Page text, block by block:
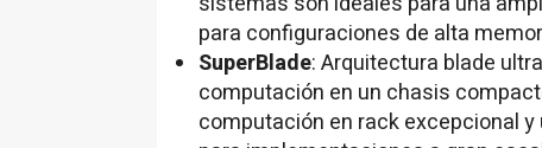
para configuraciones de alta
SuperBlade: Arquitectura blade
computación en un chasis
computación en rack excepcional